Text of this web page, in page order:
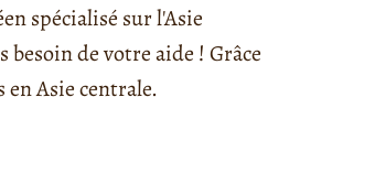
spécialisé sur l'Asie
de votre aide ! Grâce
Asie centrale.